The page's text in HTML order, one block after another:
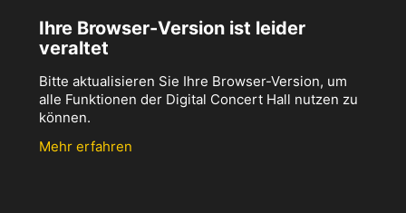
Ihre Browser-Version ist leider
veraltet
Bitte aktualisieren Sie Ihre Browser-Version, um
alle Funktionen der Digital Concert Hall nutzen zu
können.
Mehr erfahren